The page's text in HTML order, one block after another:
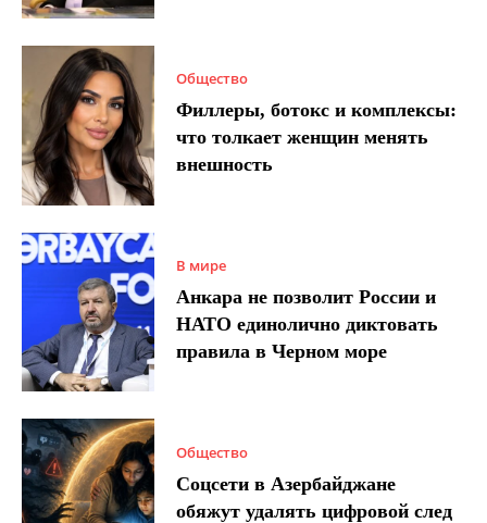
Общество
Филлеры, ботокс и комплексы:
что толкает женщин менять
внешность
В мире
Анкара не позволит России и
НАТО единолично диктовать
правила в Черном море
Общество
Соцсети в Азербайджане
обяжут удалять цифровой след